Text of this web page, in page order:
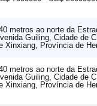
metros ao norte da
Guiling, Cidade de
Xinxiang, Província de
metros ao norte da
Guiling, Cidade de
Xinxiang, Província de